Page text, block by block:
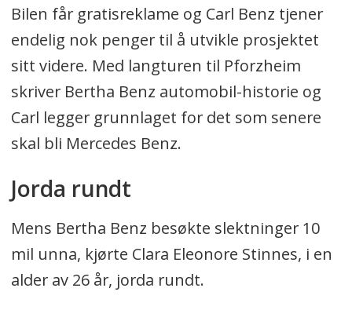
Bilen får gratisreklame og Carl Benz tjener
endelig nok penger til å utvikle prosjektet
sitt videre. Med langturen til Pforzheim
skriver Bertha Benz automobil-historie og
Carl legger grunnlaget for det som senere
skal bli Mercedes Benz.
Jorda rundt
Mens Bertha Benz besøkte slektninger 10
mil unna, kjørte Clara Eleonore Stinnes, i en
alder av 26 år, jorda rundt.